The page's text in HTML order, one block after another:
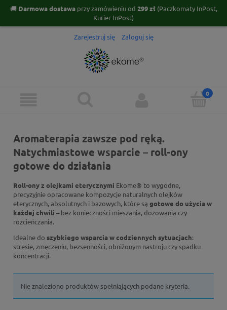
🚚 Darmowa dostawaprzy zamówieniu od 299 zł(Paczkomaty InPost,
Kurier InPost)
Zarejestruj się Zaloguj się
Aromaterapia zawsze pod ręką.
Natychmiastowe wsparcie – roll-ony
gotowe do działania
Roll-ony z olejkami eterycznymi Ekome® to wygodne,
precyzyjnie opracowane kompozycje naturalnych olejków
eterycznych, absolutnych i bazowych, które są gotowe do użycia w
każdej chwili – bez konieczności mieszania, dozowania czy
rozcieńczania.
Idealne do szybkiego wsparcia w codziennych sytuacjach:
stresie, zmęczeniu, bezsenności, obniżonym nastroju czy spadku
koncentracji.
Nie znaleziono produktów spełniających podane kryteria.